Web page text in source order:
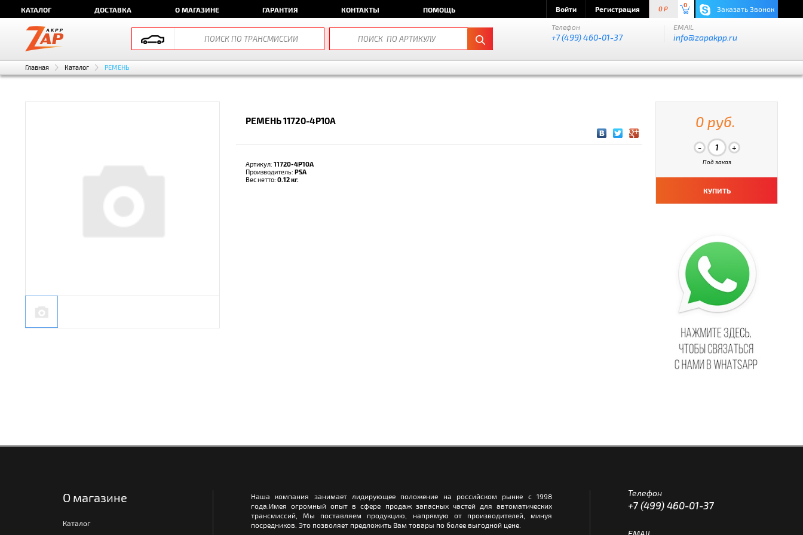
КАТАЛОГ ДОСТАВКА О МАГАЗИНЕ ГАРАНТИЯ КОНТАКТЫ ПОМОЩЬ Войти Регистрация 0 P
0 Заказать Звонок
Телефон
+7 (499) 460-01-37
EMAIL
info@zapakpp.ru
Главная Каталог РЕМЕНЬ
РЕМЕНЬ 11720-4P10A
Артикул: 11720-4P10A
Производитель: PSA
Вес нетто: 0.12 кг.
0 руб.
Под заказ
КУПИТЬ
О магазине
Каталог
Наша компания занимает лидирующее положение на российском рынке с 1998
года.Имея огромный опыт в сфере продаж запасных частей для автоматических
трансмиссий, Мы поставляем продукцию, напрямую от производителей, минуя
посредников. Это позволяет предложить Вам товары по более выгодной цене.
Телефон
+7 (499) 460-01-37